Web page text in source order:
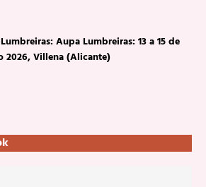
Aupa Lumbreiras: 13 a 15 de
2026, Villena (Alicante)